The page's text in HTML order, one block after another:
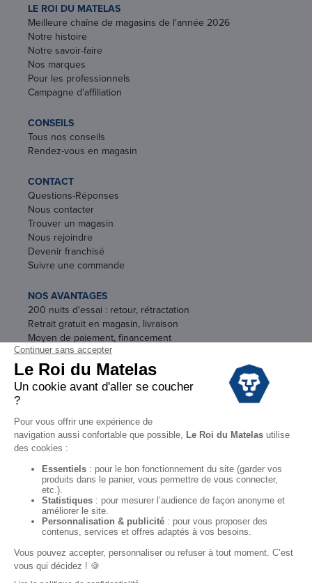
LE ROI DU MATELAS
Meilleure chaîne de magasins de l'année 2026
Notre histoire
Notre savoir-faire
Nos marques
Pour les professionnels
Campagne d'affiliation
CONSEILS
Tous nos conseils
Rendez-vous en magasin
CONTACT
Questions-Réponses
Nous contacter
Trouver un magasin
Nous rejoindre
Devenir franchisé
Suivre une commande
NOS AVANTAGES
200 nuits d'essai : retour, rétractation
Retrait gratuit en magasin, livraison
Moyen de paiement, financement
Garantie
Destockage
Soldes
Conditions Générales de vente magasin
Conditions Générales de vente internet
Mentions Légales
Données personnelles
Codes promo Le Roi du Matelas